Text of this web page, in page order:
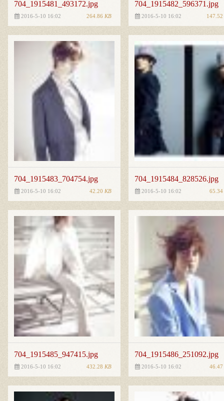
704_1915481_493172.jpg
2016-5-10 16:02 264.86 KB
704_1915482_596371.jpg
2016-5-10 16:02 147.52
704_1915483_704754.jpg
2016-5-10 16:02 42.20 KB
704_1915484_828526.jpg
2016-5-10 16:02 65.34
704_1915485_947415.jpg
2016-5-10 16:02 432.28 KB
704_1915486_251092.jpg
2016-5-10 16:02 46.47